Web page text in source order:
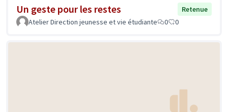
Un geste pour les restes
Retenue
Atelier Direction jeunesse et vie étudiante
0 0